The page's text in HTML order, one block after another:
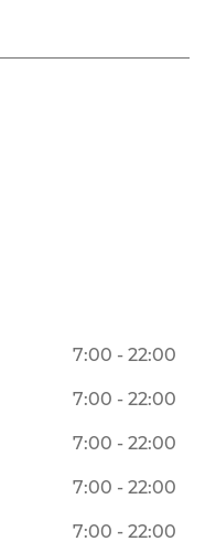
7:00 - 22:00
7:00 - 22:00
7:00 - 22:00
7:00 - 22:00
7:00 - 22:00